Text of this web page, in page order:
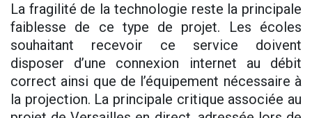
La fragilité de la technologie reste la principale
faiblesse de ce type de projet. Les écoles
souhaitant recevoir ce service doivent
disposer d’une connexion internet au débit
correct ainsi que de l’équipement nécessaire à
la projection. La principale critique associée au